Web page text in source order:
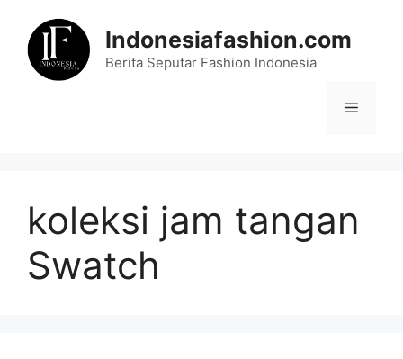
content
Indonesiafashion.com
Berita Seputar Fashion Indonesia
Menu
koleksi jam tangan
Swatch